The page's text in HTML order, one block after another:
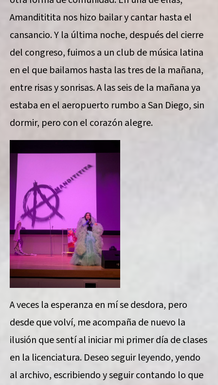
Amandititita nos hizo bailar y cantar hasta el
cansancio. Y la última noche, después del cierre
del congreso, fuimos a un club de música latina
en el que bailamos hasta las tres de la mañana,
entre risas y sonrisas. A las seis de la mañana ya
estaba en el aeropuerto rumbo a San Diego, sin
dormir, pero con el corazón alegre.
A veces la esperanza en mí se desdora, pero
desde que volví, me acompaña de nuevo la
ilusión que sentí al iniciar mi primer día de clases
en la licenciatura. Deseo seguir leyendo, yendo
al archivo, escribiendo y seguir contando lo que